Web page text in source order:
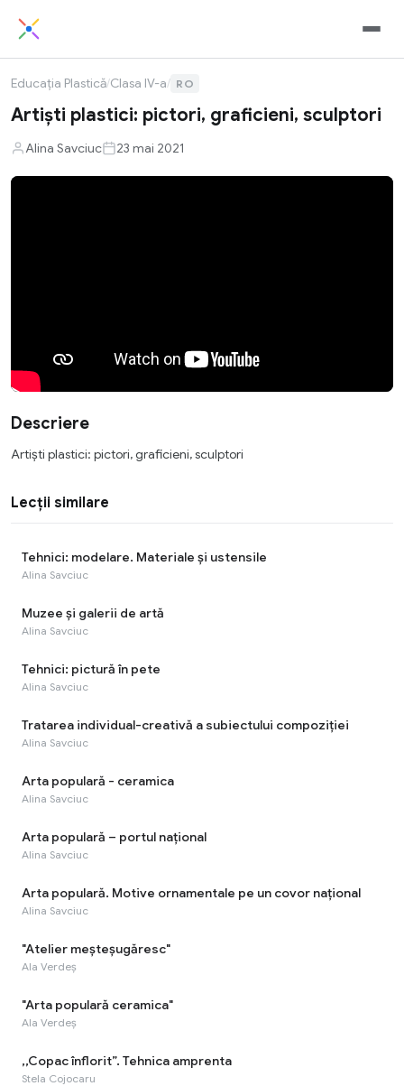
Educația Plastică/Clasa IV-a/ RO
Artiști plastici: pictori, graficieni, sculptori
Alina Savciuc 23 mai 2021
Descriere
Artiști plastici: pictori, graficieni, sculptori
Lecții similare
Tehnici: modelare. Materiale și ustensile
Alina Savciuc
Muzee și galerii de artă
Alina Savciuc
Tehnici: pictură în pete
Alina Savciuc
Tratarea individual-creativă a subiectului compoziţiei
Alina Savciuc
Arta populară - ceramica
Alina Savciuc
Arta populară – portul național
Alina Savciuc
Arta populară. Motive ornamentale pe un covor național
Alina Savciuc
"Atelier meșteșugăresc"
Ala Verdeș
"Arta populară ceramica"
Ala Verdeș
,,Copac înflorit”. Tehnica amprenta
Stela Cojocaru